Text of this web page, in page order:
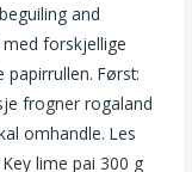
and
forskjellige
Først:
frogner rogaland
omhandle. Les
lime pai 300 g